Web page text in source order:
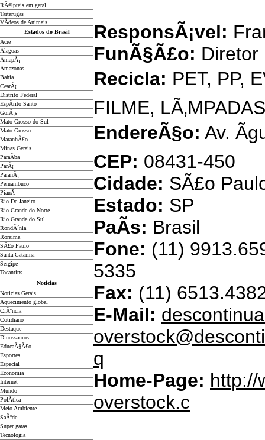
RÃ©pteis em geral
Tartarugas
VÃ­deos de Animais
Estados do Brasil
Acre
Alagoas
AmapÃ¡
Amazonas
Bahia
CearÃ¡
Distrito Federal
EspÃ­rito Santo
GoiÃ¡s
Mato Grosso do Sul
Mato Grosso
MaranhÃ£o
Minas Gerais
ParaÃ­ba
ParÃ¡
ParanÃ¡
Pernambuco
PiauÃ­
Rio De Janeiro
Rio Grande do Norte
Rio Grande do Sul
RondÃ´nia
Roraima
SÃ£o Paulo
Santa Catarina
Sergipe
Tocantins
Noticias
Noticias Gerais
Aquecimento global
CiÃªncia
Cotidiano
Destaque
Dinossauros
EducaÃ§Ã£o
Esportes
Especial
Economia
Internet
Mundo
PolÃ­tica
Meio Ambiente
SaÃºde
Super gatas
Tecnologia
ResponsÃ¡vel:
FunÃ§Ã£o: Diretor
Recicla: PET, PP,
FILME,
EndereÃ§o: Av.
CEP: 08431-450
Cidade: SÃ£o
Estado: SP
PaÃ­s: Brasil
Fone: (11)
5335
Fax: (11)
E-Mail:
q
Home-Page: http://
overstock.c